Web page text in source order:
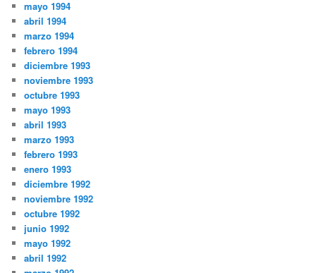
mayo 1994
abril 1994
marzo 1994
febrero 1994
diciembre 1993
noviembre 1993
octubre 1993
mayo 1993
abril 1993
marzo 1993
febrero 1993
enero 1993
diciembre 1992
noviembre 1992
octubre 1992
junio 1992
mayo 1992
abril 1992